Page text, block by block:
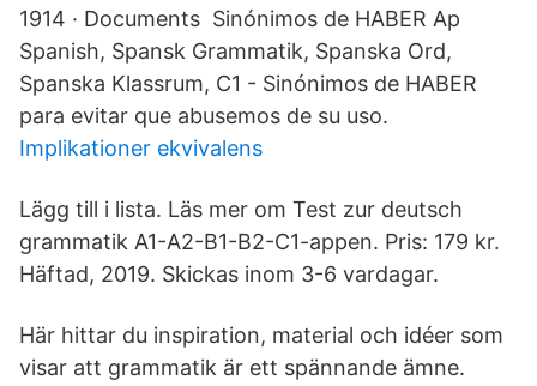
1914 · Documents Sinónimos de HABER Ap
Spanish, Spansk Grammatik, Spanska Ord,
Spanska Klassrum, C1 - Sinónimos de HABER
para evitar que abusemos de su uso.
Implikationer ekvivalens
Lägg till i lista. Läs mer om Test zur deutsch
grammatik A1-A2-B1-B2-C1-appen. Pris: 179 kr.
Häftad, 2019. Skickas inom 3-6 vardagar.
Här hittar du inspiration, material och idéer som
visar att grammatik är ett spännande ämne.